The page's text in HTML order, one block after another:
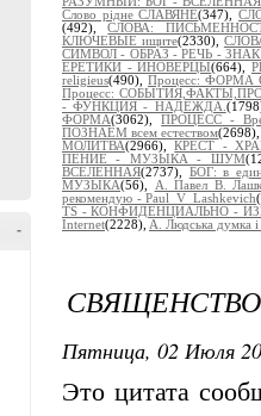
-
Слово рідне СЛАВЯНЕ(347),
(492),СЛОВА:
КЛЮЧЕВЫЕ ищите(2330),
СИМВОЛ - ОБРАЗ - РЕЧЬ -
ЕРЕТИКИ - ИНОВЕРЦЫ(664),
religieus(490),Процесс:
Процесс:
- ФУНКЦИЯ - НАДЕЖДА.
ФОРМА(3062),ПРОЦЕСС -
ПОЗНАЁМ всем естеством
МОЛИТВА(2966),КРЕСТ -
ПЕНИЕ - МУЗЫКА - ШУМ
ВСЕЛЕННАЯ(2737), БОГ: в
МУЗЫКА(56),
А. Павел В.
рекомендую - Paul_V_Lashkevich
TS - КОНФИДЕНЦИАЛЬНО -
Internet(2228), A. Людська думка
Пятница, 02 Июля
Это цитата